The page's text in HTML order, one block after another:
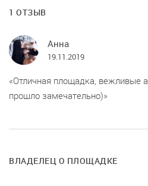
1 ОТЗЫВ
Анна
19.11.2019
Отличная площадка, вежливые
прошло замечательно)
ВЛАДЕЛЕЦ О ПЛОЩАДКЕ